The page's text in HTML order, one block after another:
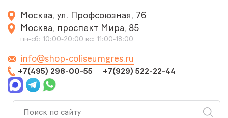
Москва, ул. Профсоюзная, 76
Москва, проспект Мира, 85
пн-сб: 10:00-20:00 вс: 11:00-18:00
info@shop-coliseumgres.ru
+7(495) 298-00-55 +7(929) 522-22-44